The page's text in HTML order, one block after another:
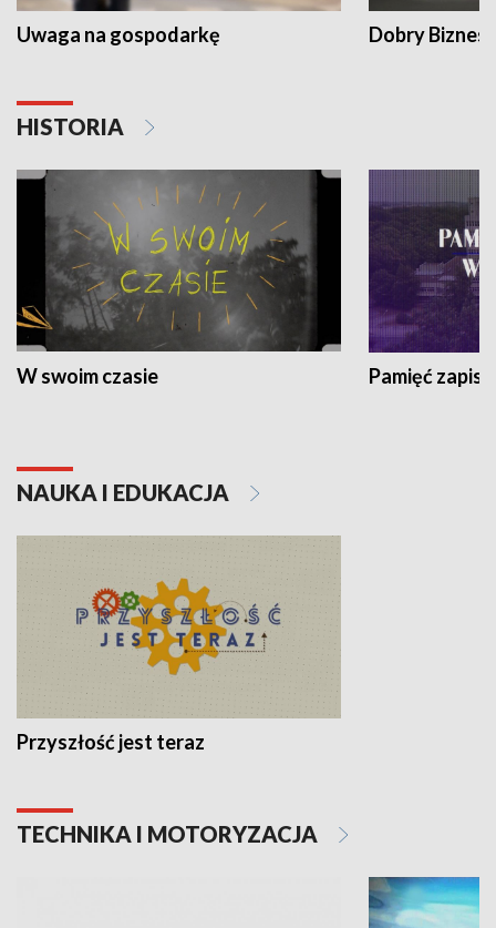
Uwaga na gospodarkę Dobry Biznes
HISTORIA
W swoim czasie Pamięć
NAUKA I EDUKACJA
Przyszłość jest teraz
TECHNIKA I MOTORYZACJA